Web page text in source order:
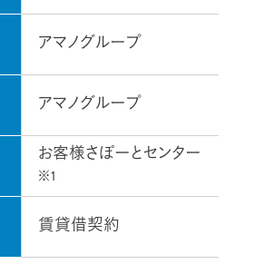
アマノグループ
アマノグループ
お客様さぽーとセンター
※1
賃貸借契約